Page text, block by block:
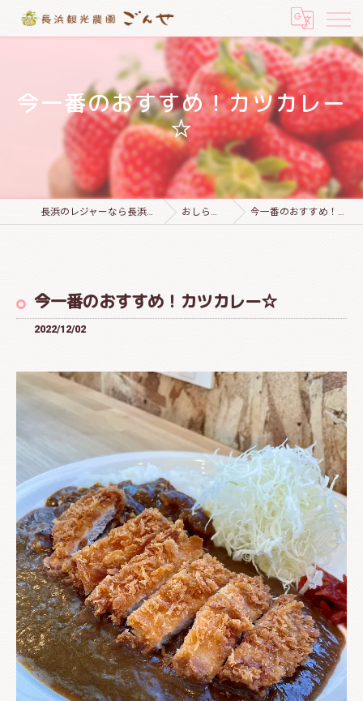
今一番のおすすめ！カツカレー
☆
長浜のレジャーなら長浜観光農園 ごんせ おしらせブログ 今一番のおすすめ！カツカレー☆
今一番のおすすめ！カツカレー☆
2022/12/02